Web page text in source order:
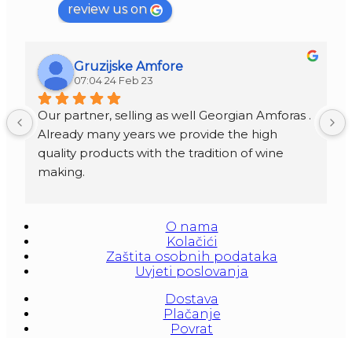
review us on
Gruzijske Amfore
07:04 24 Feb 23
Our partner, selling as well Georgian Amforas .
Already many years we provide the high
quality products with the tradition of wine
making.
At our partners Miravila showroom you can
O nama
Kolačići
Zaštita osobnih podataka
Uvjeti poslovanja
Dostava
Plačanje
Povrat